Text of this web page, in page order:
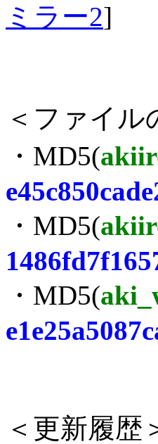
ミラー2]
＜ファイル
・MD5(
・MD5(
・MD5(
＜更新履歴